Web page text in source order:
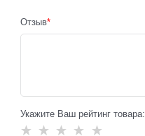
Отзыв
Укажите Ваш рейтинг товара: